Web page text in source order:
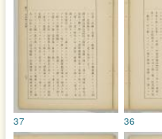
36
37